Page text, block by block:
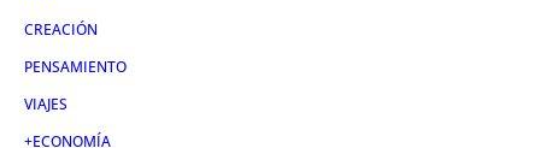
CREACIÓN
PENSAMIENTO
VIAJES
+ECONOMÍA